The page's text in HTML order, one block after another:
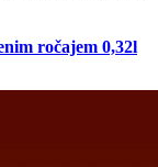
ročajem 0,32l